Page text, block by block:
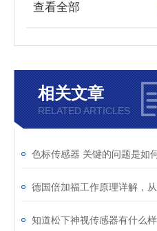
查看全部
相关文章
RELATED ARTICLES